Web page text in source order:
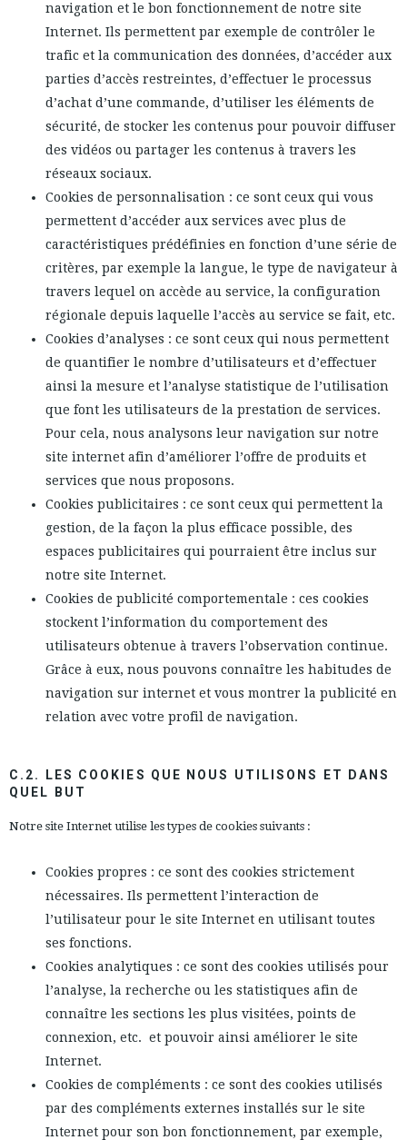
navigation et le bon fonctionnement de notre site
Internet. Ils permettent par exemple de contrôler le
trafic et la communication des données, d’accéder aux
parties d’accès restreintes, d’effectuer le processus
d’achat d’une commande, d’utiliser les éléments de
sécurité, de stocker les contenus pour pouvoir diffuser
des vidéos ou partager les contenus à travers les
réseaux sociaux.
Cookies de personnalisation : ce sont ceux qui vous
permettent d’accéder aux services avec plus de
caractéristiques prédéfinies en fonction d’une série de
critères, par exemple la langue, le type de navigateur à
travers lequel on accède au service, la configuration
régionale depuis laquelle l’accès au service se fait, etc.
Cookies d’analyses : ce sont ceux qui nous permettent
de quantifier le nombre d’utilisateurs et d’effectuer
ainsi la mesure et l’analyse statistique de l’utilisation
que font les utilisateurs de la prestation de services.
Pour cela, nous analysons leur navigation sur notre
site internet afin d’améliorer l’offre de produits et
services que nous proposons.
Cookies publicitaires : ce sont ceux qui permettent la
gestion, de la façon la plus efficace possible, des
espaces publicitaires qui pourraient être inclus sur
notre site Internet.
Cookies de publicité comportementale : ces cookies
stockent l’information du comportement des
utilisateurs obtenue à travers l’observation continue.
Grâce à eux, nous pouvons connaître les habitudes de
navigation sur internet et vous montrer la publicité en
relation avec votre profil de navigation.
C.2. LES COOKIES QUE NOUS UTILISONS ET DANS
QUEL BUT
Notre site Internet utilise les types de cookies suivants :
Cookies propres : ce sont des cookies strictement
nécessaires. Ils permettent l’interaction de
l’utilisateur pour le site Internet en utilisant toutes
ses fonctions.
Cookies analytiques : ce sont des cookies utilisés pour
l’analyse, la recherche ou les statistiques afin de
connaître les sections les plus visitées, points de
connexion, etc. et pouvoir ainsi améliorer le site
Internet.
Cookies de compléments : ce sont des cookies utilisés
par des compléments externes installés sur le site
Internet pour son bon fonctionnement, par exemple,